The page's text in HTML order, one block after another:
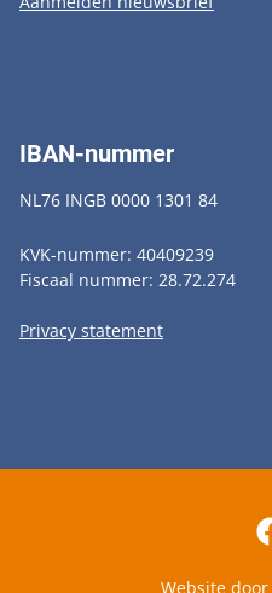
IBAN-nummer
NL76 INGB 0000 1301 84
KVK-nummer: 40409239
Fiscaal nummer: 28.72.274
Privacy statement
Website door